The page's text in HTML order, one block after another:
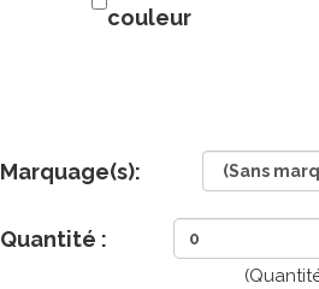
couleur
Marquage(s):
Quantité :